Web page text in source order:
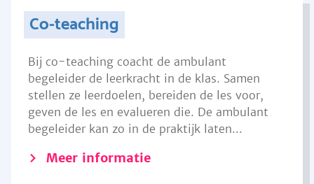
Co-teaching
Bij co-teaching coacht de ambulant
begeleider de leerkracht in de klas. Samen
stellen ze leerdoelen, bereiden de les voor,
geven de les en evalueren die. De ambulant
begeleider kan zo in de praktijk laten...
Meer informatie